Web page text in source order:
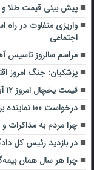
پیش‌ بینی قیمت طلا و دلار ۱۳ مرداد ۱۴۰۳ | حباب سکه
واریزی متفاوت در
اجتماعی
مراسم سالروز تاسیس
پزشکیان: جنگ امروز
قیمت یخچال امروز ۱۲ آبان ۱۴۰۲
درخواست ۱۰۰ نماینده برای برگزاری جلسه‌ای در مجلس درباره گرانی‌ها
چرا مردم به مذاکرات و
در بازدید رئیس کل
چرا هر سال همان